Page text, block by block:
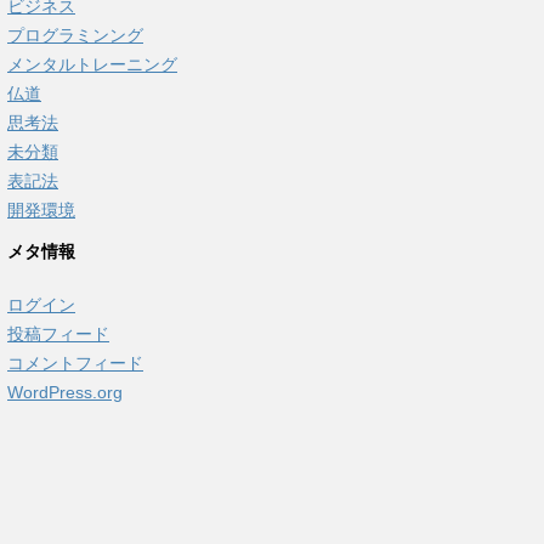
ビジネス
プログラミンング
メンタルトレーニング
仏道
思考法
未分類
表記法
開発環境
メタ情報
ログイン
投稿フィード
コメントフィード
WordPress.org